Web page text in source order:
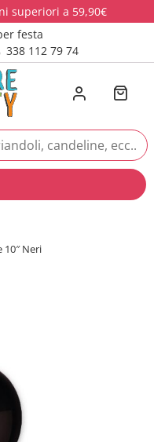
superiori a 59,90€
festa
338 112 79 74
10″ Neri